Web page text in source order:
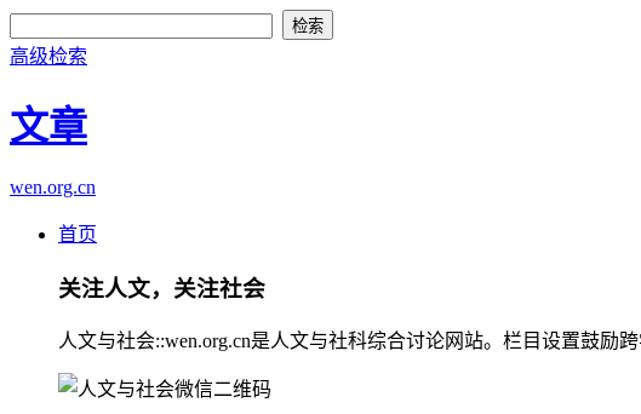
高级检索
文章
wen.org.cn
首页
关注人文，关注社会
人文与社会::wen.org.cn是人文与社科综合讨论网站。栏目设置鼓励